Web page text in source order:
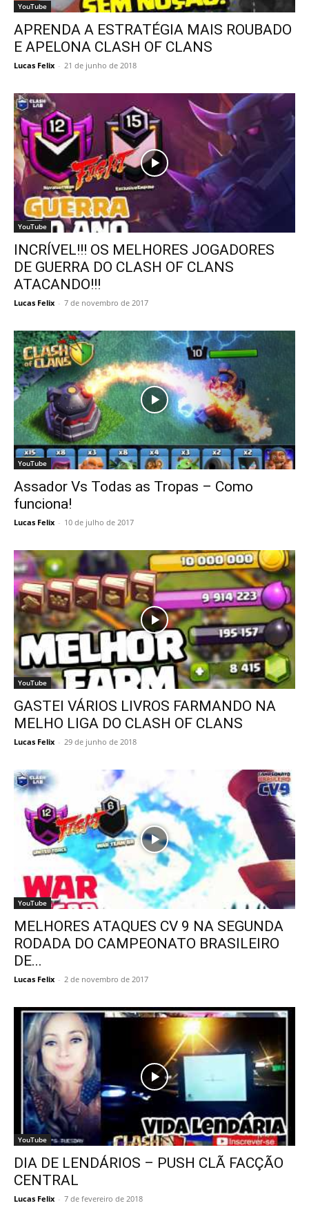
YouTube
APRENDA A ESTRATÉGIA MAIS ROUBADO
E APELONA CLASH OF CLANS
Lucas Felix - 21 de junho de 2018
YouTube
INCRÍVEL!!! OS MELHORES JOGADORES
DE GUERRA DO CLASH OF CLANS
ATACANDO!!!
Lucas Felix - 7 de novembro de 2017
YouTube
Assador Vs Todas as Tropas – Como
funciona!
Lucas Felix - 10 de julho de 2017
YouTube
GASTEI VÁRIOS LIVROS FARMANDO NA
MELHO LIGA DO CLASH OF CLANS
Lucas Felix - 29 de junho de 2018
YouTube
MELHORES ATAQUES CV 9 NA SEGUNDA
RODADA DO CAMPEONATO BRASILEIRO
DE...
Lucas Felix - 2 de novembro de 2017
YouTube
DIA DE LENDÁRIOS – PUSH CLÃ FACÇÃO
CENTRAL
Lucas Felix - 7 de fevereiro de 2018